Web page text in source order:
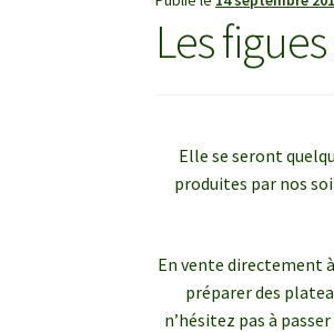
Les
Elle se seront
produites par nos
En vente directement
préparer des
n’hésitez pas à